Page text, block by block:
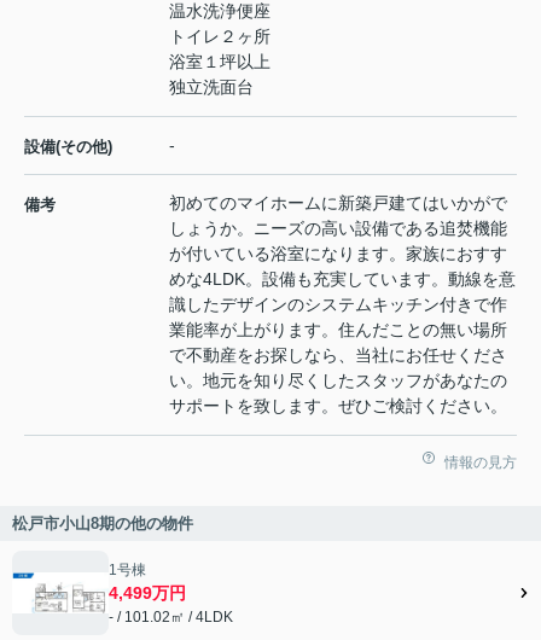
温水洗浄便座
トイレ２ヶ所
浴室１坪以上
独立洗面台
設備(その他) -
備考
初めてのマイホームに新築戸建てはいかがで
しょうか。ニーズの高い設備である追焚機能
が付いている浴室になります。家族におすす
めな4LDK。設備も充実しています。動線を意
識したデザインのシステムキッチン付きで作
業能率が上がります。住んだことの無い場所
で不動産をお探しなら、当社にお任せくださ
い。地元を知り尽くしたスタッフがあなたの
サポートを致します。ぜひご検討ください。
情報の見方
松戸市小山8期の他の物件
1号棟
4,499万円
- / 101.02㎡ / 4LDK